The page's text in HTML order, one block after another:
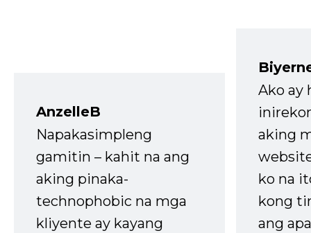
AnzelleB
Napakasimpleng
gamitin – kahit na ang
aking pinaka-
technophobic na mga
kliyente ay kayang
Ako ay
aking
ko na
kong
ang